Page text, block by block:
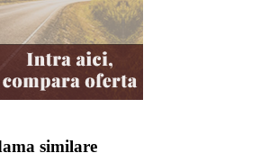
similare